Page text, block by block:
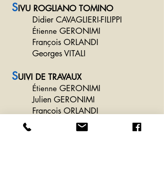
SIVU ROGLIANO TOMINO
Didier CAVAGLIERI-FILIPPI
Étienne GERONIMI
François ORLANDI
Georges VITALI
SUIVI DE TRAVAUX
Étienne GERONIMI
Julien GERONIMI
François ORLANDI
Georges VITALI